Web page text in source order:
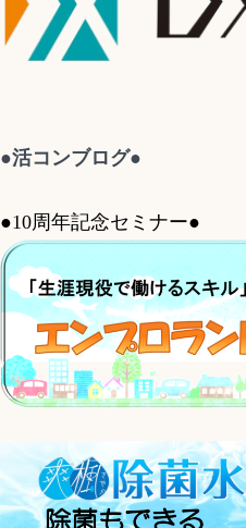
●活コンブログ●
●10周年記念セミナー●